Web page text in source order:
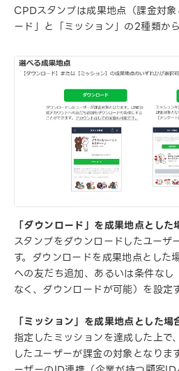
CPDスタンプは成果地点（課金対
ード」と「ミッション」の2種類か
「ダウンロード」を成果地点とした
スタンプをダウンロードしたユーザ
す。ダウンロードを成果地点とした
への友だち追加、あるいは条件な
なく、ダウンロードが可能）を設定
「ミッション」を成果地点とした場
指定したミッションを達成した上で
したユーザーが課金の対象となりま